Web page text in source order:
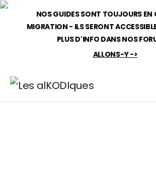
NOS GUIDES SONT TOUJOURS EN
MIGRATION - ILS SERONT
PLUS D'INFO DANS NOS
ALLONS-Y ->Mon